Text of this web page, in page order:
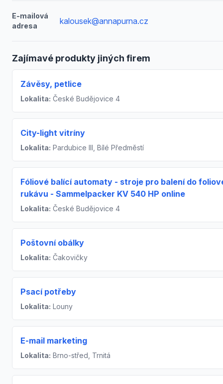
E-mailová
adresa
kalousek@annapurna.cz
Zajímavé produkty jiných firem
Závěsy, petlice
Lokalita: České Budějovice 4
City-light vitríny
Lokalita: Pardubice III, Bílé Předměstí
Fóliové balící automaty - stroje pro balení do
rukávu - Sammelpacker KV 540 HP online
Lokalita: České Budějovice 4
Poštovní obálky
Lokalita: Čakovičky
Psací potřeby
Lokalita: Louny
E-mail marketing
Lokalita: Brno-střed, Trnitá